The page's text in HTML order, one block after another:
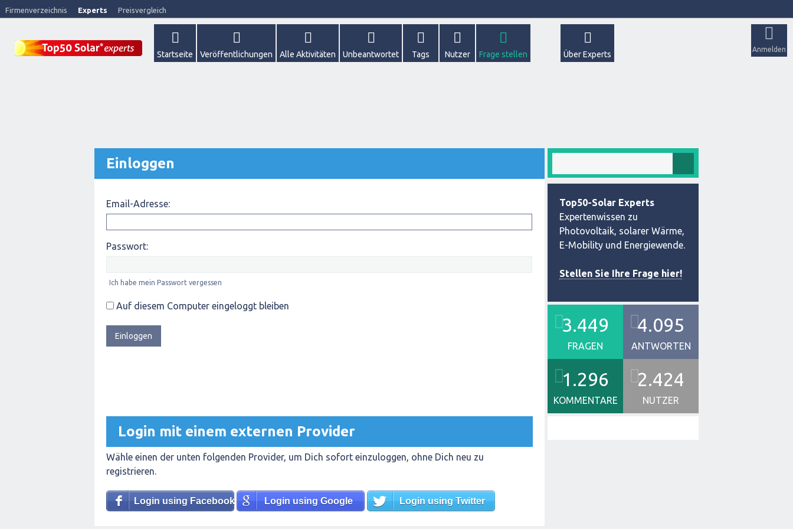
Firmenverzeichnis Experts Preisvergleich
Anmelden
Startseite Veröffentlichungen Alle Aktivitäten Unbeantwortet Tags Nutzer Frage stellen Über Experts
Einloggen
Email-Adresse:
Passwort:
Ich habe mein Passwort vergessen
Auf diesem Computer eingeloggt bleiben
Login mit einem externen Provider
Wähle einen der unten folgenden Provider, um Dich sofort einzuloggen, ohne Dich neu zu
registrieren.
Login using Facebook Login using Google Login using Twitter
Top50-Solar Experts
Expertenwissen zu
Photovoltaik, solarer Wärme,
E-Mobility und Energiewende.
Stellen Sie Ihre Frage hier!
3.449
FRAGEN
4.095
ANTWORTEN
1.296
KOMMENTARE
2.424
NUTZER